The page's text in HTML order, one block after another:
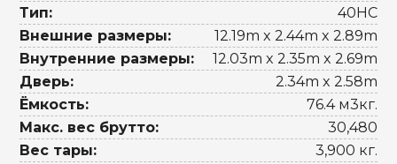
Тип:
40HC
Внешние размеры:
12.19m x 2.44m x 2.89m
Внутренние размеры:
12.03m x 2.35m x 2.69m
Дверь:
2.34m x 2.58m
Ёмкость:
76.4 м3кг.
Макс. вес брутто:
30,480
Вес тары:
3,900 кг.